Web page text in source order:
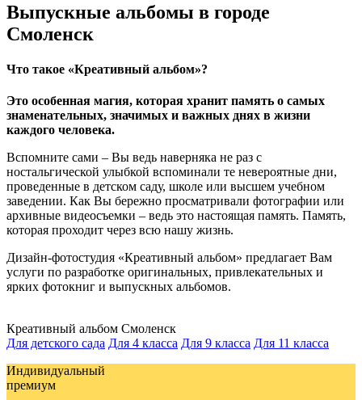
Выпускные альбомы в городе
Смоленск
Что такое «Креативный альбом»?
Это особенная магия, которая хранит память о самых
знаменательных, значимых и важных днях в жизни
каждого человека.
Вспомните сами – Вы ведь наверняка не раз с
ностальгической улыбкой вспоминали те невероятные дни,
проведенные в детском саду, школе или высшем учебном
заведении. Как Вы бережно просматривали фотографии или
архивные видеосъемки – ведь это настоящая память. Память,
которая проходит через всю нашу жизнь.
Дизайн-фотостудия «Креативный альбом» предлагает Вам
услуги по разработке оригинальных, привлекательных и
ярких фотокниг и выпускных альбомов.
Креативный альбом Смоленск
Для детского сада Для 4 класса Для 9 класса Для 11 класса
Индивидуальный
премиум